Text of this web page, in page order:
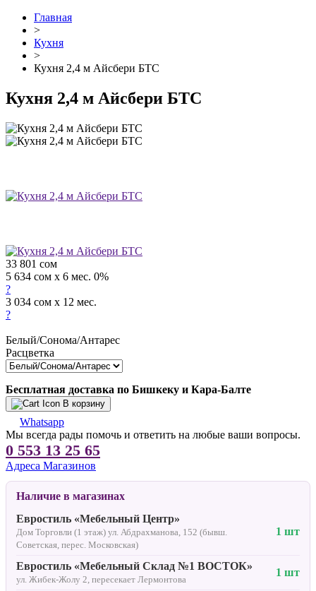
Главная
>
Кухня
>
Кухня 2,4 м Айсбери БТС
Кухня 2,4 м Айсбери БТС
33 801 сом
5 634 сом x 6 мес. 0%
?
3 034 сом x 12 мес.
?
Белый/Сонома/Антарес
Расцветка
Бесплатная доставка по Бишкеку и Кара-Балте
В корзину
Whatsapp
Мы всегда рады помочь и ответить на любые ваши вопросы.
0 553 13 25 65
Адреса Магазинов
Наличие в магазинах
Евростиль «Мебельный Центр»
Дом Торговли (1 этаж) ул. Абдрахманова, 152 (бывш.
Советская, перес. Московская)
1 шт
Евростиль «Мебельный Склад №1 ВОСТОК»
ул. Жибек-Жолу 2, пересекает Лермонтова
1 шт